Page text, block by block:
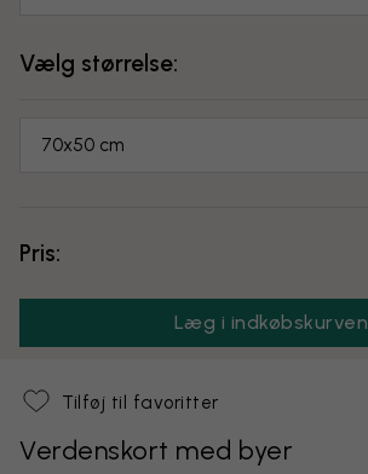
Vælg størrelse:
70x50 cm
Pris:
Læg i indkøbskurven
Tilføj til favoritter
Verdenskort med byer